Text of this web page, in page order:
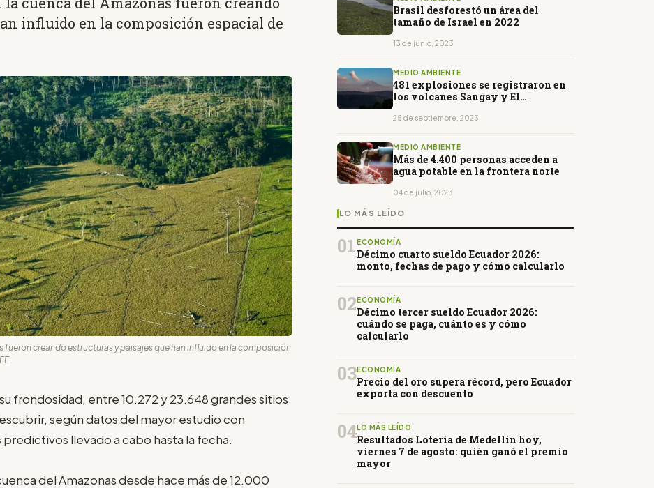
influido en la composición espacial de
fueron creando estructuras y paisajes que han influido en la composición
frondosidad, entre 10.272 y 23.648 grandes sitios
según datos del mayor estudio con
llevado a cabo hasta la fecha.
del Amazonas desde hace más de 12.000
Brasil desforestó un área del
tamaño de Israel en 2022
13 de junio, 2023
MEDIO AMBIENTE
481 explosiones se registraron en
los volcanes Sangay y El
25 de septiembre, 2023
MEDIO AMBIENTE
Más de 4.400 personas acceden a
agua potable en la frontera norte
04 de julio, 2023
LO MÁS LEÍDO
01 ECONOMÍA
Décimo cuarto sueldo Ecuador 2026:
monto, fechas de pago y cómo calcularlo
02 ECONOMÍA
Décimo tercer sueldo Ecuador 2026:
cuándo se paga, cuánto es y cómo
calcularlo
03ECONOMÍA
Precio del oro supera récord, pero Ecuador
exporta con descuento
04LO MÁS LEÍDO
Resultados Lotería de Medellín hoy,
viernes 7 de agosto: quién ganó el premio
mayor